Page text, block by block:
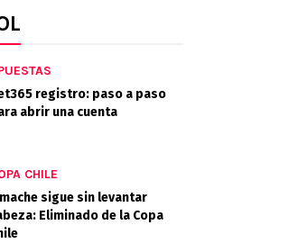
registro: paso a paso
abrir una cuenta
CHILE
sigue sin levantar
Eliminado de la Copa